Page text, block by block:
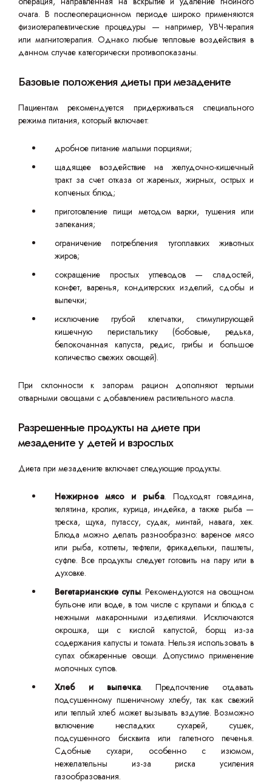
очага. В послеоперационном периоде широко применяются
физиотерапевтические процедуры — например, УВЧ-терапия
или магнитотерапия. Однако любые тепловые воздействия в
данном случае категорически противопоказаны.
Базовые положения диеты при мезадените
Пациентам рекомендуется придерживаться специального
режима питания, который включает:
дробное питание малыми порциями;
щадящее воздействие на желудочно-кишечный
тракт за счет отказа от жареных, жирных, острых и
копченых блюд;
приготовление пищи методом варки, тушения или
запекания;
ограничение потребления тугоплавких животных
жиров;
сокращение простых углеводов — сладостей,
конфет, варенья, кондитерских изделий, сдобы и
выпечки;
исключение грубой клетчатки, стимулирующей
кишечную перистальтику (бобовые, редька,
белокочанная капуста, редис, грибы и большое
количество свежих овощей).
При склонности к запорам рацион дополняют тертыми
отварными овощами с добавлением растительного масла.
Разрешенные продукты на диете при
мезадените у детей и взрослых
Диета при мезадените включает следующие продукты.
Нежирное мясо и рыба. Подходят говядина,
телятина, кролик, курица, индейка, а также рыба —
треска, щука, путассу, судак, минтай, навага, хек.
Блюда можно делать разнообразно: вареное мясо
или рыба, котлеты, тефтели, фрикадельки, паштеты,
суфле. Все продукты следует готовить на пару или в
духовке.
Вегетарианские супы. Рекомендуются на овощном
бульоне или воде, в том числе с крупами и блюда с
нежными макаронными изделиями. Исключаются
окрошка, щи с кислой капустой, борщ из-за
содержания капусты и томата. Нельзя использовать в
супах обжаренные овощи. Допустимо применение
молочных супов.
Хлеб и выпечка. Предпочтение отдавать
подсушенному пшеничному хлебу, так как свежий
или теплый хлеб может вызывать вздутие. Возможно
включение несладких сухарей, сушек,
подсушенного бисквита или галетного печенья.
Сдобные сухари, особенно с изюмом,
нежелательны из-за риска усиления
газообразования.